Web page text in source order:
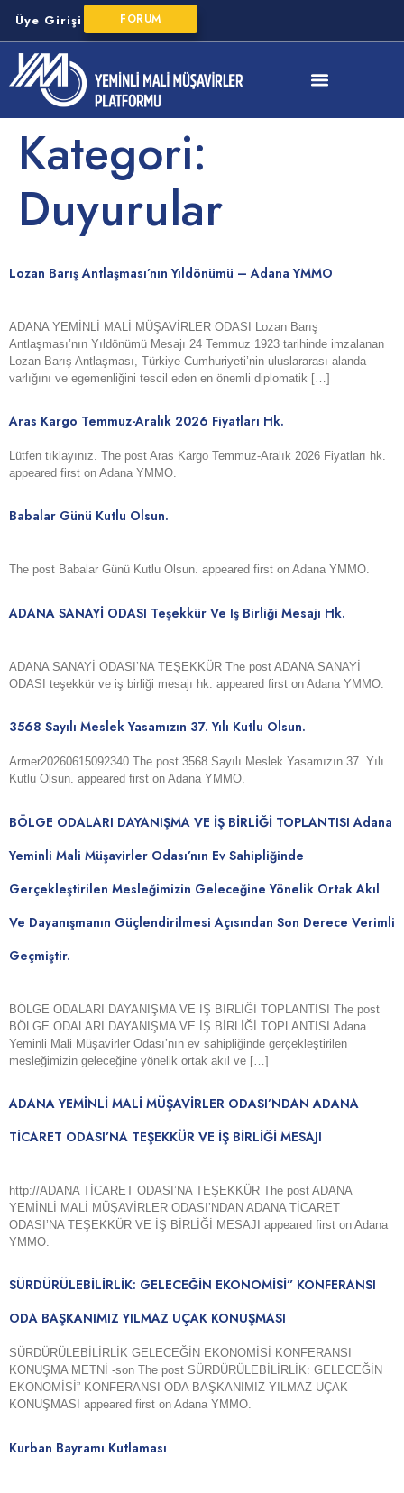
Üye Girişi FORUM
Kategori:
Duyurular
Lozan Barış Antlaşması’nın Yıldönümü – Adana YMMO
ADANA YEMİNLİ MALİ MÜŞAVİRLER ODASI Lozan Barış
Antlaşması’nın Yıldönümü Mesajı 24 Temmuz 1923 tarihinde imzalanan
Lozan Barış Antlaşması, Türkiye Cumhuriyeti’nin uluslararası alanda
varlığını ve egemenliğini tescil eden en önemli diplomatik […]
Aras Kargo Temmuz-Aralık 2026 Fiyatları Hk.
Lütfen tıklayınız. The post Aras Kargo Temmuz-Aralık 2026 Fiyatları hk.
appeared first on Adana YMMO.
Babalar Günü Kutlu Olsun.
The post Babalar Günü Kutlu Olsun. appeared first on Adana YMMO.
ADANA SANAYİ ODASI Teşekkür Ve Iş Birliği Mesajı Hk.
ADANA SANAYİ ODASI’NA TEŞEKKÜR The post ADANA SANAYİ
ODASI teşekkür ve iş birliği mesajı hk. appeared first on Adana YMMO.
3568 Sayılı Meslek Yasamızın 37. Yılı Kutlu Olsun.
Armer20260615092340 The post 3568 Sayılı Meslek Yasamızın 37. Yılı
Kutlu Olsun. appeared first on Adana YMMO.
BÖLGE ODALARI DAYANIŞMA VE İŞ BİRLİĞİ TOPLANTISI Adana
Yeminli Mali Müşavirler Odası’nın Ev Sahipliğinde
Gerçekleştirilen Mesleğimizin Geleceğine Yönelik Ortak Akıl
Ve Dayanışmanın Güçlendirilmesi Açısından Son Derece Verimli
Geçmiştir.
BÖLGE ODALARI DAYANIŞMA VE İŞ BİRLİĞİ TOPLANTISI The post
BÖLGE ODALARI DAYANIŞMA VE İŞ BİRLİĞİ TOPLANTISI Adana
Yeminli Mali Müşavirler Odası’nın ev sahipliğinde gerçekleştirilen
mesleğimizin geleceğine yönelik ortak akıl ve […]
ADANA YEMİNLİ MALİ MÜŞAVİRLER ODASI’NDAN ADANA
TİCARET ODASI’NA TEŞEKKÜR VE İŞ BİRLİĞİ MESAJI
http://ADANA TİCARET ODASI’NA TEŞEKKÜR The post ADANA
YEMİNLİ MALİ MÜŞAVİRLER ODASI’NDAN ADANA TİCARET
ODASI’NA TEŞEKKÜR VE İŞ BİRLİĞİ MESAJI appeared first on Adana
YMMO.
SÜRDÜRÜLEBİLİRLİK: GELECEĞİN EKONOMİSİ” KONFERANSI
ODA BAŞKANIMIZ YILMAZ UÇAK KONUŞMASI
SÜRDÜRÜLEBİLİRLİK GELECEĞİN EKONOMİSİ KONFERANSI
KONUŞMA METNİ -son The post SÜRDÜRÜLEBİLİRLİK: GELECEĞİN
EKONOMİSİ” KONFERANSI ODA BAŞKANIMIZ YILMAZ UÇAK
KONUŞMASI appeared first on Adana YMMO.
Kurban Bayramı Kutlaması